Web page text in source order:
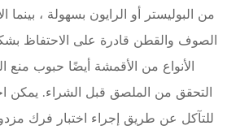
من البوليستر أو الرايون بسهولة ،
الصوف والقطن قادرة على الاحتفاظ
الأنواع من الأقمشة أيضًا حبوب منع
التحقق من الملصق قبل الشراء. يمكن
للتآكل عن طريق إجراء اختبار فرك